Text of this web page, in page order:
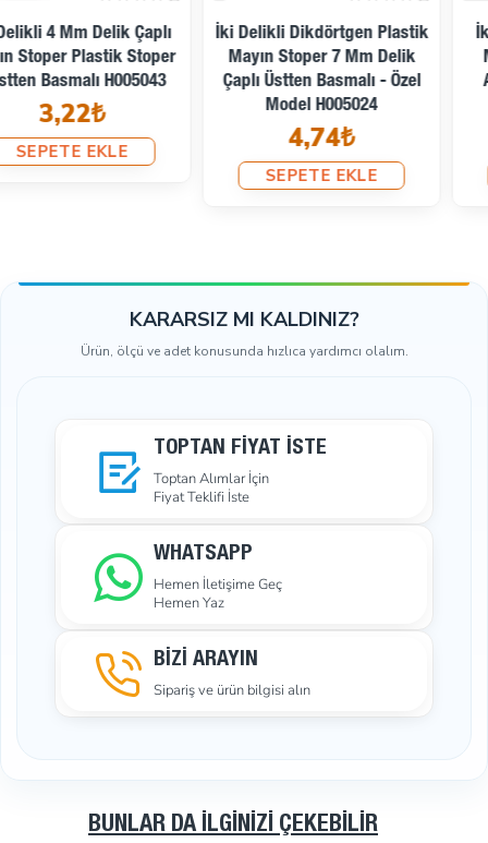
İki Delikli Plastik Stoper 3
Mm Delik Çaplı Üstten -
Alttan Basmalı - Yandan
Köprülü H005044
3,04₺
İki Delikli Plastik Stoper 3
Mm Delik Çaplı Üstten
Basmalı - Alttan Köprülü
H003521
2,37₺
SEPETE EKLE
KARARSIZ MI KALDINIZ?
Ürün, ölçü ve adet konusunda hızlıca yardımcı olalım.
TOPTAN FIYAT İSTE
Toptan Alımlar İçin
Fiyat Teklifi İste
WHATSAPP
Hemen İletişime Geç
Hemen Yaz
BİZİ ARAYIN
Sipariş ve ürün bilgisi alın
BUNLAR DA İLGINIZI ÇEKEBILIR